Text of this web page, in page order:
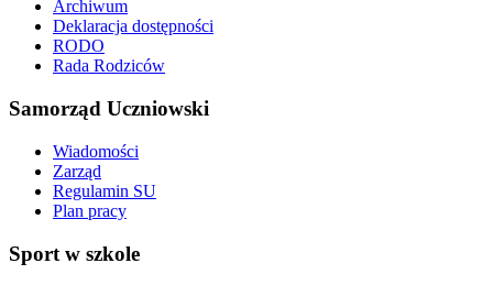
Archiwum
Deklaracja dostępności
RODO
Rada Rodziców
Samorząd Uczniowski
Wiadomości
Zarząd
Regulamin SU
Plan pracy
Sport w szkole